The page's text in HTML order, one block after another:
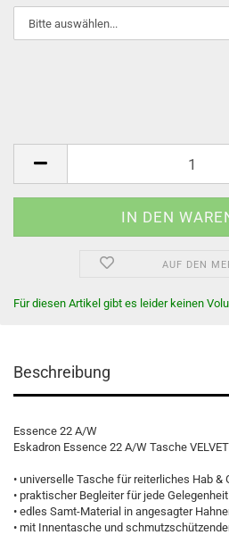
AUF DEN
Für diesen Artikel gibt es leider keinen
Beschreibung
Essence 22 A/W
Eskadron Essence 22 A/W Tasche
• universelle Tasche für reiterliches Hab &
• praktischer Begleiter für jede Gelegenheit
• edles Samt-Material in angesagter
• mit Innentasche und